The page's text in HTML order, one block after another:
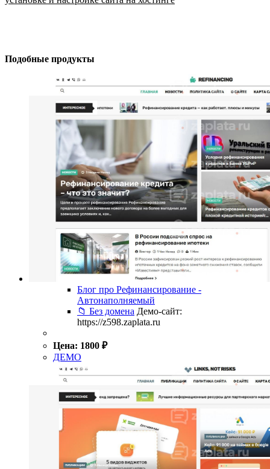
Подобные продукты
Блог про Рефинансирование -
Автонаполняемый
📁 Без домена Демо-сайт:
https://z598.zaplata.ru
Цена: 1800 ₽
ДЕМО